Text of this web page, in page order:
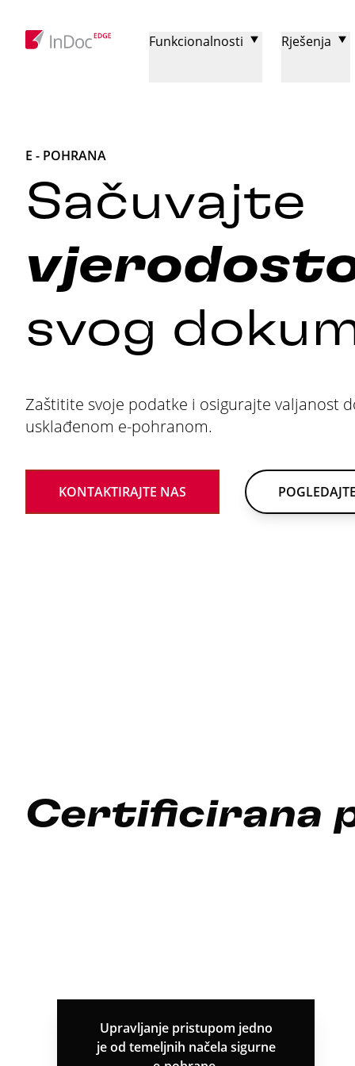
Funkcionalnosti Rješenja
E - POHRANA
Sačuvajte
svog
Zaštitite svoje podatke i osigurajte valjanost
usklađenom e-pohranom.
KONTAKTIRAJTE NAS
Certificirana
Upravljanje pristupom jedno
je od temeljnih načela sigurne